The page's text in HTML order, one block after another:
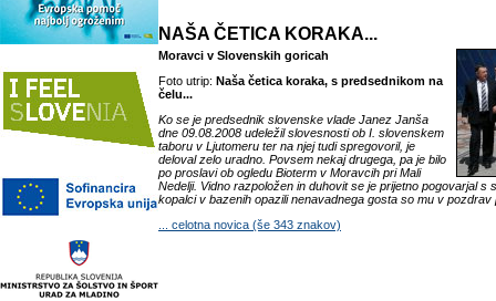
NAŠA ČETICA KORAKA...
Moravci v Slovenskih goricah
Foto utrip: Naša četica koraka, s predsednikom na
čelu...
Ko se je predsednik slovenske vlade Janez Janša
dne 09.08.2008 udeležil slovesnosti ob I. slovenskem
taboru v Ljutomeru ter na njej tudi spregovoril, je
deloval zelo uradno. Povsem nekaj drugega, pa je bilo
po proslavi ob ogledu Bioterm v Moravcih pri Mali
Nedelji. Vidno razpoložen in duhovit se je prijetno pogovarjal s
kopalci v bazenih opazili nenavadnega gosta so mu v pozdrav
... celotna novica (še 343 znakov)